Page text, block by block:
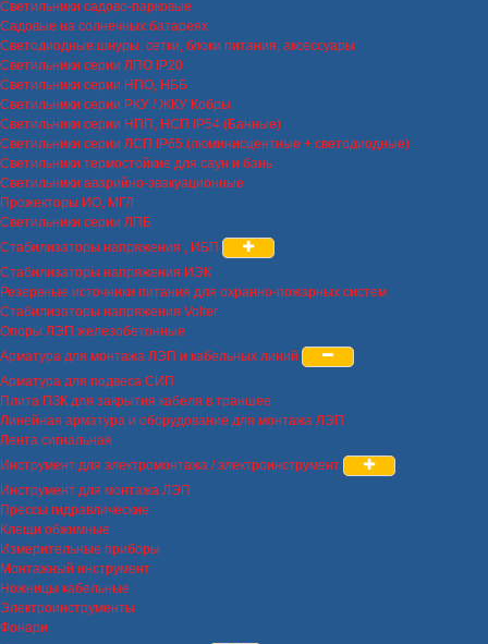
Светильники садово-парковые
Садовые на солнечных батареях
Светодиодные шнуры, сетки, блоки питания, аксессуары
Светильники серии ЛПО IP20
Светильники серии НПО, НББ
Светильники серии РКУ / ЖКУ Кобры
Светильники серии НПП, НСП IP54 (Банные)
Светильники серии ЛСП IP65 (люминисцентные + светодиодные)
Светильники термостойкие для саун и бань
Светильники аварийно-эвакуационные
Прожекторы ИО, МГЛ
Светильники серии ЛПБ
Стабилизаторы напряжения , ИБП
Стабилизаторы напряжения ИЭК
Резервные источники питания для охранно-пожарных систем
Стабилизаторы напряжения Volter
Опоры ЛЭП железобетонные
Арматура для монтажа ЛЭП и кабельных линий
Арматура для подвеса СИП
Плита ПЗК для закрытия кабеля в траншее
Линейная арматура и оборудование для монтажа ЛЭП
Лента сигнальная
Инструмент для электромонтажа / электроинструмент
Инструмент для монтажа ЛЭП
Прессы гидравлические
Клещи обжимные
Измерительные приборы
Монтажный инструмент
Ножницы кабельные
Электроинструменты
Фонари